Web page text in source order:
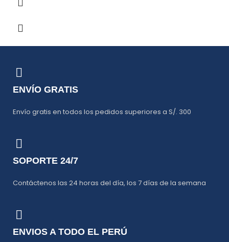
ENVÍO GRATIS
Envío gratis en todos los pedidos superiores a S/. 300
SOPORTE 24/7
Contáctenos las 24 horas del día, los 7 días de la semana
ENVIOS A TODO EL PERÚ